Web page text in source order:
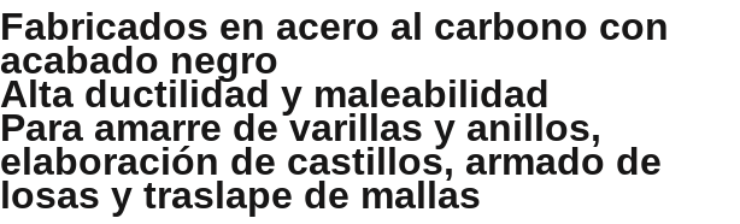
Fabricados en acero al carbono con
acabado negro
Alta ductilidad y maleabilidad
Para amarre de varillas y anillos,
elaboración de castillos, armado de
losas y traslape de mallas